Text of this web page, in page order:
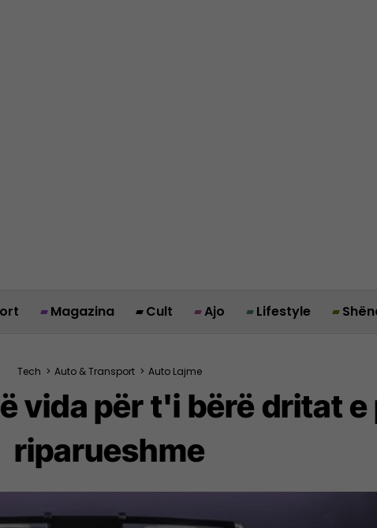
Magazina Cult Ajo Lifestyle
Tech > Auto & Transport > Auto Lajme
vida për t'i bërë dritat
riparueshme